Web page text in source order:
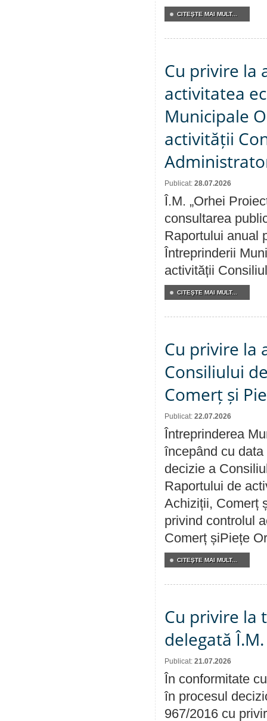
CITEŞTE MAI MULT...
Cu privire la
activitatea
Municipale
activității
Publicat: 28.07.2026
Î.M. „Orhei
consultarea
Raportului anual
Întreprinderii
activității
CITEŞTE MAI MULT...
Cu privire la
Consiliului
Comerț și
Publicat: 22.07.2026
Întreprinderea
începând cu
decizie a
Raportului de
Achiziții, Comerț
privind controlul
Comerț șiPiețe
CITEŞTE MAI MULT...
Cu privire la
delegată
Publicat: 21.07.2026
În conformitate
în procesul
967/2016 cu